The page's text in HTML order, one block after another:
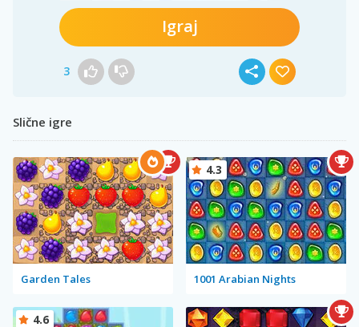
Igraj
3
Slične igre
Garden Tales 1001 Arabian Nights
4.3
4.6